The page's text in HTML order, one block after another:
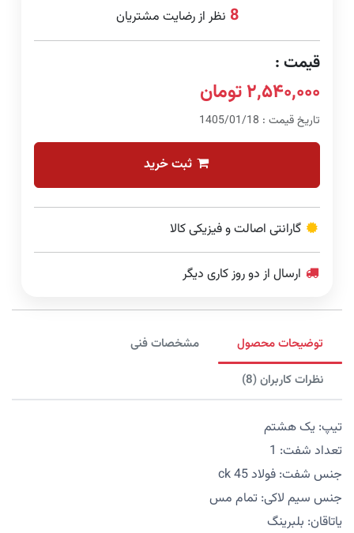
8 نظر از رضایت مشتریان
قیمت :
۲,۵۴۰,۰۰۰ تومان
تاریخ قیمت : 1405/01/18
ثبت خرید
گارانتی اصالت و فیزیکی کالا
ارسال از دو روز کاری دیگر
توضیحات محصول
مشخصات فنی
نظرات کاربران (8)
تیپ: یک هشتم
تعداد شفت: 1
جنس شفت: فولاد 45 ck
جنس سیم لاکی: تمام مس
یاتاقان: بلبرینگ